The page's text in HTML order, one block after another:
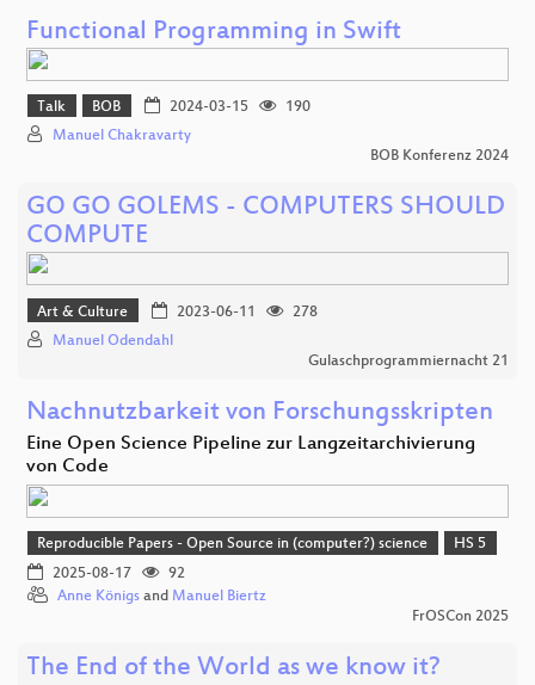
Functional Programming in Swift
Talk BOB 2024-03-15
190
Manuel Chakravarty
BOB Konferenz 2024
GO GO GOLEMS - COMPUTERS SHOULD
COMPUTE
Art & Culture 2023-06-11
278
Manuel Odendahl
Gulaschprogrammiernacht 21
Nachnutzbarkeit von Forschungsskripten
Eine Open Science Pipeline zur Langzeitarchivierung
von Code
Reproducible Papers - Open Source in (computer?) science
HS 5
2025-08-17
92
Anne Königs and Manuel Biertz
FrOSCon 2025
The End of the World as we know it?